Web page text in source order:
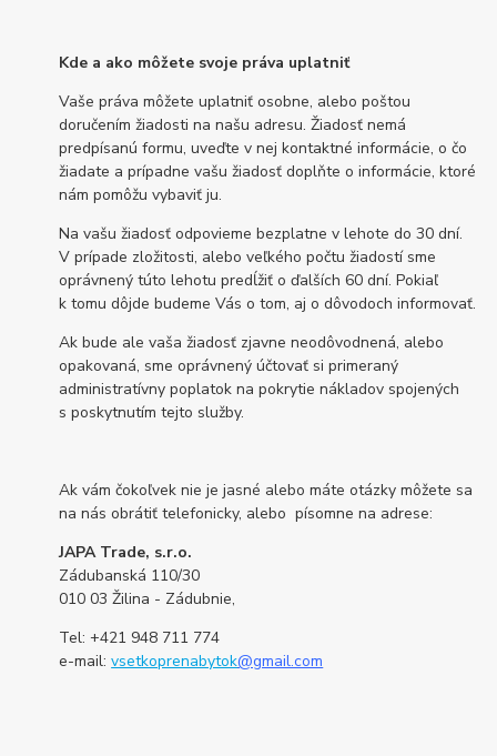
Kde a ako môžete svoje práva uplatniť
Vaše práva môžete uplatniť osobne, alebo poštou
doručením žiadosti na našu adresu. Žiadosť nemá
predpísanú formu, uveďte v nej kontaktné informácie, o čo
žiadate a prípadne vašu žiadosť doplňte o informácie, ktoré
nám pomôžu vybaviť ju.
Na vašu žiadosť odpovieme bezplatne v lehote do 30 dní.
V prípade zložitosti, alebo veľkého počtu žiadostí sme
oprávnený túto lehotu predĺžiť o ďalších 60 dní. Pokiaľ
k tomu dôjde budeme Vás o tom, aj o dôvodoch informovať.
Ak bude ale vaša žiadosť zjavne neodôvodnená, alebo
opakovaná, sme oprávnený účtovať si primeraný
administratívny poplatok na pokrytie nákladov spojených
s poskytnutím tejto služby.
Ak vám čokoľvek nie je jasné alebo máte otázky môžete sa
na nás obrátiť telefonicky, alebo písomne na adrese:
JAPA Trade, s.r.o.
Zádubanská 110/30
010 03 Žilina - Zádubnie,
Tel: +421 948 711 774
e-mail:vsetkoprenabytok@gmail.com